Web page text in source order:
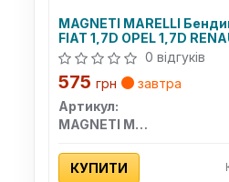
MAGNETI MARELLI
FIAT 1,7D OPEL 1,7D
2,2D [940113020191]
0 відгуків
575 грн
завтра
Артикул:
MAGNETI MARELLI
КУПИТИ